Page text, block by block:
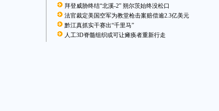
拜登威胁终结“北溪-2” 朔尔茨始终没松口
法官裁定美国空军为教堂枪击案赔偿逾2.3亿美元
黔江真抓实干赛出“千里马”
人工3D脊髓组织或可让瘫痪者重新行走